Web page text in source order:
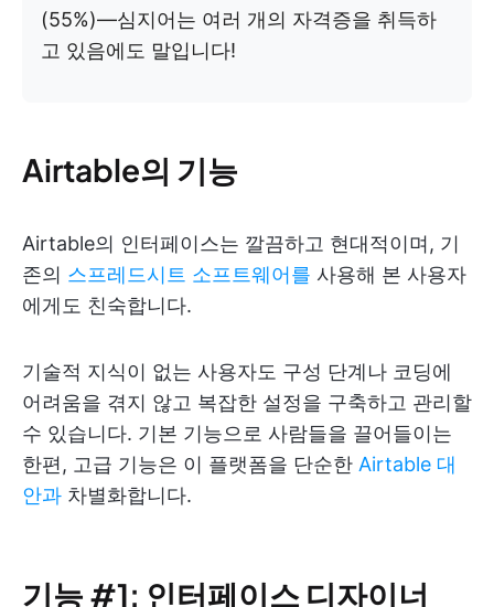
(55%)—심지어는 여러 개의 자격증을 취득하
고 있음에도 말입니다!
Airtable의 기능
Airtable의 인터페이스는 깔끔하고 현대적이며, 기
존의 스프레드시트 소프트웨어를 사용해 본 사용자
에게도 친숙합니다.
기술적 지식이 없는 사용자도 구성 단계나 코딩에
어려움을 겪지 않고 복잡한 설정을 구축하고 관리할
수 있습니다. 기본 기능으로 사람들을 끌어들이는
한편, 고급 기능은 이 플랫폼을 단순한 Airtable 대
안과 차별화합니다.
기능 #1: 인터페이스 디자이너